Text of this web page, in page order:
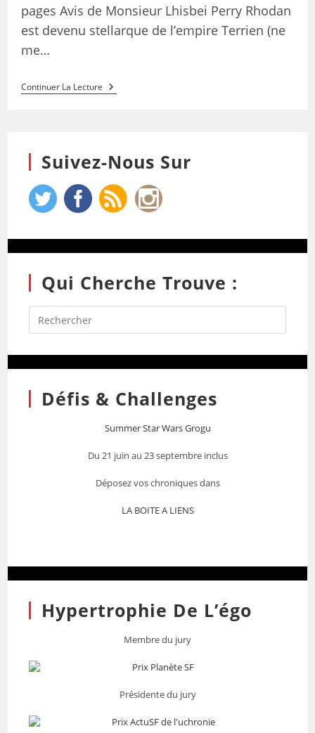
pages Avis de Monsieur Lhisbei Perry Rhodan
est devenu stellarque de l’empire Terrien (ne
me…
Continuer La Lecture
Suivez-Nous Sur
Qui Cherche Trouve :
Défis & Challenges
Summer Star Wars Grogu
Du 21 juin au 23 septembre inclus
Déposez vos chroniques dans
LA BOITE A LIENS
Hypertrophie De L’égo
Membre du jury
Présidente du jury